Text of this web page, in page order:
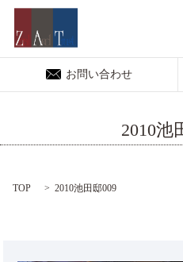
お問い合わせ
2010池
TOP 2010池田邸009